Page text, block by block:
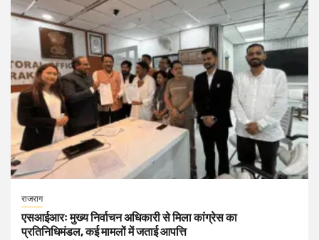
राजराग
एसआईआरः मुख्य निर्वाचन अधिकारी से मिला कांग्रेस का
प्रतिनिधिमंडल, कई मामलों में जताई आपत्ति